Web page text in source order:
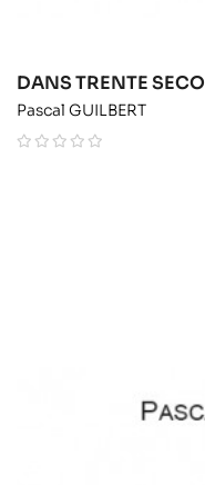
DANS TRENTE
Pascal GUILBERT